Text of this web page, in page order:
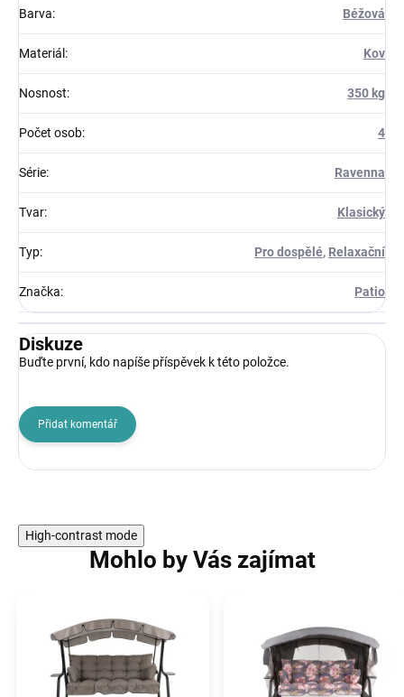
Barva: Béžová
Materiál : Kov
Nosnost: 350 kg
Počet osob: 4
Série: Ravenna
Tvar: Klasický
Typ: Pro dospělé, Relaxační
Značka: Patio
Diskuze
Buďte první, kdo napíše příspěvek k této položce.
Přidat komentář
High-contrast mode
Mohlo by Vás zajímat